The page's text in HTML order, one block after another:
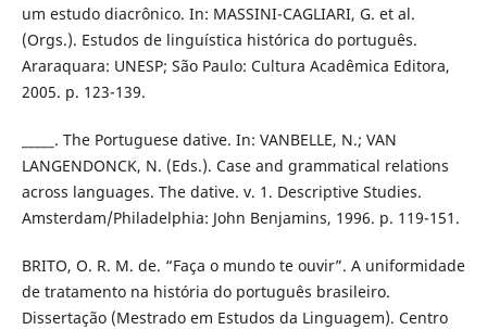
um estudo diacrônico. In: MASSINI-CAGLIARI, G. et al.
(Orgs.). Estudos de linguística histórica do português.
Araraquara: UNESP; São Paulo: Cultura Acadêmica Editora,
2005. p. 123-139.
_____. The Portuguese dative. In: VANBELLE, N.; VAN
LANGENDONCK, N. (Eds.). Case and grammatical relations
across languages. The dative. v. 1. Descriptive Studies.
Amsterdam/Philadelphia: John Benjamins, 1996. p. 119-151.
BRITO, O. R. M. de. “Faça o mundo te ouvir”. A uniformidade
de tratamento na história do português brasileiro.
Dissertação (Mestrado em Estudos da Linguagem). Centro